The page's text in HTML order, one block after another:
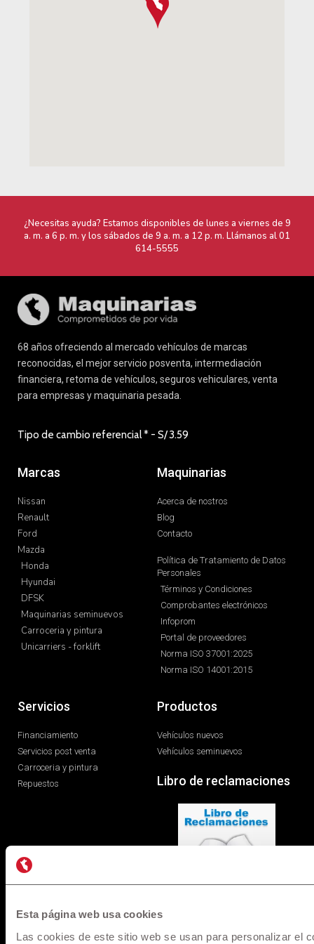
Esta página web usa cookies
Las cookies de este sitio web se usan para personalizar el
¿Necesitas ayuda? Estamos disponibles de lunes a viernes de 9
a. m. a 6 p. m. y los sábados de 9 a. m. a 12 p. m. Llámanos al01
614-5555
68 años ofreciendo al mercado vehículos de marcas
reconocidas, el mejor servicio posventa, intermediación
financiera, retoma de vehículos, seguros vehiculares, venta
para empresas y maquinaria pesada.
Tipo de cambio referencial * - S/3.59
Marcas
Nissan
Renault
Ford
Mazda
Honda
Hyundai
DFSK
Maquinarias seminuevos
Carroceria y pintura
Unicarriers - forklift
Maquinarias
Acerca de nostros
Blog
Contacto
Política de Tratamiento de Datos
Personales
Términos y Condiciones
Comprobantes electrónicos
Infoprom
Portal de proveedores
Norma ISO 37001:2025
Norma ISO 14001:2015
Servicios
Financiamiento
Servicios post venta
Carroceria y pintura
Repuestos
Productos
Vehículos nuevos
Vehículos seminuevos
Libro de reclamaciones
* Los precios y versiones de los modelos mostrados en